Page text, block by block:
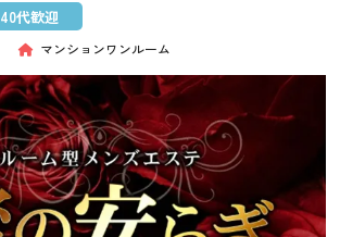
40代歓迎
マンションワンルーム